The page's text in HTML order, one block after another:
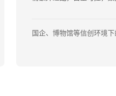
国企、博物馆等信创环境下